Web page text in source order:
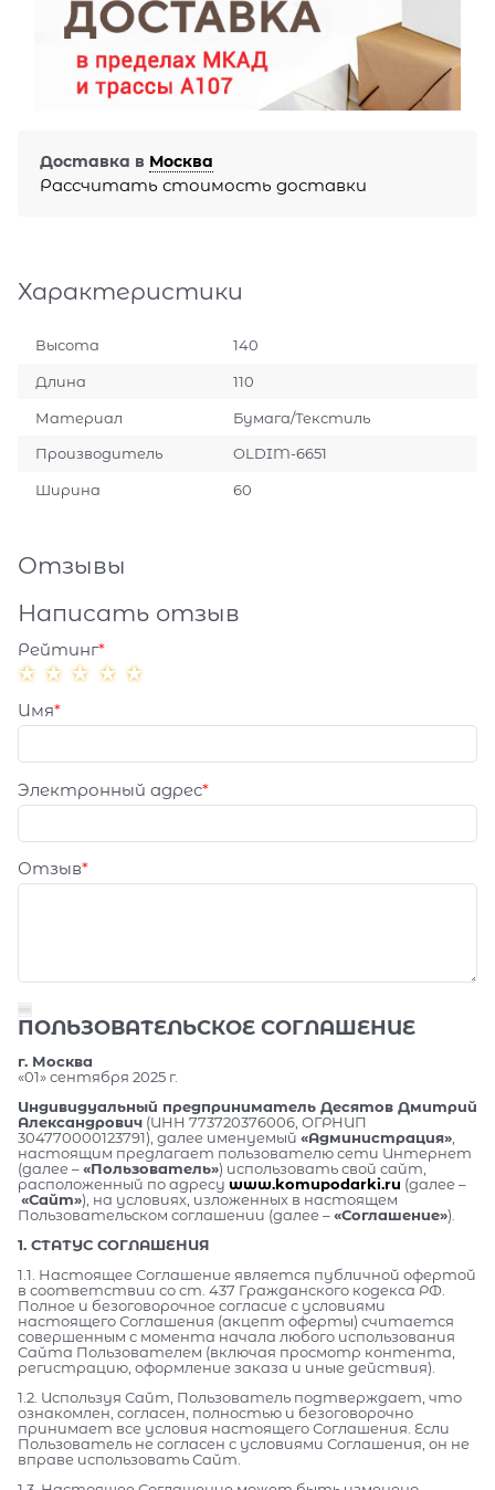
Доставка в Москва
Рассчитать стоимость доставки
Характеристики
Высота 140
Длина 110
Материал Бумага/Текстиль
Производитель OLDIM-6651
Ширина 60
Отзывы
Написать отзыв
Рейтинг
Имя
Электронный адрес
Отзыв
ПОЛЬЗОВАТЕЛЬСКОЕ СОГЛАШЕНИЕ
г. Москва
«01» сентября 2025 г.
Индивидуальный предприниматель Десятов Дмитрий
Александрович (ИНН 773720376006, ОГРНИП
304770000123791), далее именуемый «Администрация»,
настоящим предлагает пользователю сети Интернет
(далее –«Пользователь») использовать свой сайт,
расположенный по адресу www.komupodarki.ru (далее –
«Сайт»), на условиях, изложенных в настоящем
Пользовательском соглашении (далее –«Соглашение»).
1. СТАТУС СОГЛАШЕНИЯ
1.1. Настоящее Соглашение является публичной офертой
в соответствии со ст. 437 Гражданского кодекса РФ.
Полное и безоговорочное согласие с условиями
настоящего Соглашения (акцепт оферты) считается
совершенным с момента начала любого использования
Сайта Пользователем (включая просмотр контента,
регистрацию, оформление заказа и иные действия).
1.2. Используя Сайт, Пользователь подтверждает, что
ознакомлен, согласен, полностью и безоговорочно
принимает все условия настоящего Соглашения. Если
Пользователь не согласен с условиями Соглашения, он не
вправе использовать Сайт.